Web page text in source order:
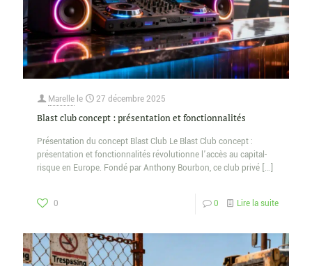
Marelle le 27 décembre 2025
Blast club concept : présentation et fonctionnalités
Présentation du concept Blast Club Le Blast Club concept :
présentation et fonctionnalités révolutionne l’accès au capital-
risque en Europe. Fondé par Anthony Bourbon, ce club privé […]
0 0 Lire la suite